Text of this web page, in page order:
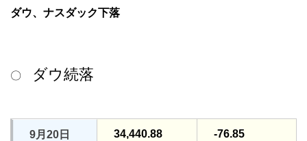
ダウ、ナスダック下落
〇 ダウ続落
9月20日 34,440.88 -76.85